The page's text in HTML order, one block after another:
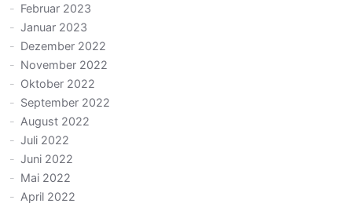
Februar 2023
Januar 2023
Dezember 2022
November 2022
Oktober 2022
September 2022
August 2022
Juli 2022
Juni 2022
Mai 2022
April 2022